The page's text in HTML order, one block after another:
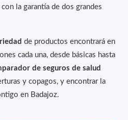
la garantía de dos grandes
de productos encontrará en
cada una, desde básicas hasta
de seguros de salud
y copagos, y encontrar la
en Badajoz.